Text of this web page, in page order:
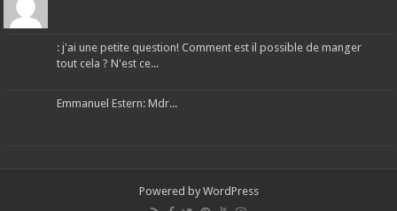
: j'ai une petite question! Comment est il possible de manger
tout cela ? N'est ce...
Emmanuel Estern: Mdr...
Powered by WordPress